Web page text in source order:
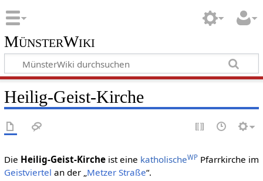
MünsterWiki
Heilig-Geist-Kirche
Die Heilig-Geist-Kircheist eine katholischeWPPfarrkirche im
Geistviertel an der „Metzer Straße“.